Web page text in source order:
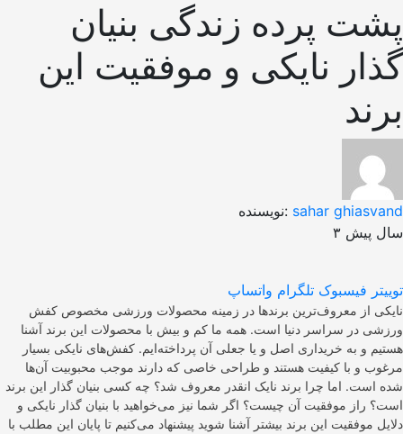
پشت پرده زندگی بنیان
گذار نایکی و موفقیت این
برند
نویسنده: sahar ghiasvand
۳ سال پیش
توییتر فیسبوک تلگرام واتساپ
نایکی از معروف‌ترین برندها در زمینه محصولات ورزشی مخصوص کفش
ورزشی در سراسر دنیا است. همه ما کم و بیش با محصولات این برند آشنا
هستیم و به خریداری اصل و یا جعلی آن پرداخته‌ایم. کفش‌های نایکی بسیار
مرغوب و با کیفیت هستند و طراحی خاصی که دارند موجب محبوبیت آن‌ها
شده است. اما چرا برند نایک انقدر معروف شد؟ چه کسی بنیان گذار این برند
است؟ راز موفقیت آن چیست؟ اگر شما نیز می‌خواهید با بنیان گذار نایکی و
دلایل موفقیت این برند بیشتر آشنا شوید پیشنهاد می‌کنیم تا پایان این مطلب با